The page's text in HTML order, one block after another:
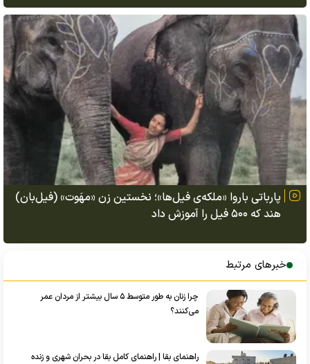
پارباتی باروا «ملکه‌ی فیل‌ها»؛ نخستین زن «مهَوت» (فیل‌بان)
هند که ۵۰۰ فیل را آموزش داد
خبرهای مرتبط
چرا زنان به طور متوسط ۵ سال بیشتر از مردان عمر
می‌کنند؟
راهنمای بقا | راهنمای کامل بقا در بحران شهری و زنده